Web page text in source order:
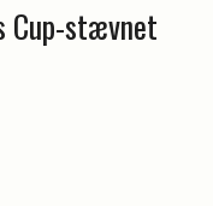
Cup-stævnet